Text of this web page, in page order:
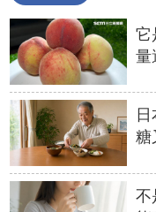
它
量
糖
不